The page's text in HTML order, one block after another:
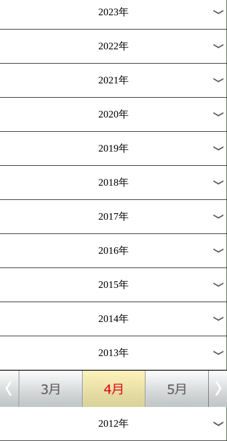
[ニュース]2008.6.3
「最強後楽園」発表会見
過去のニュース
2026年
2025年
2024年
2023年
2022年
2020年